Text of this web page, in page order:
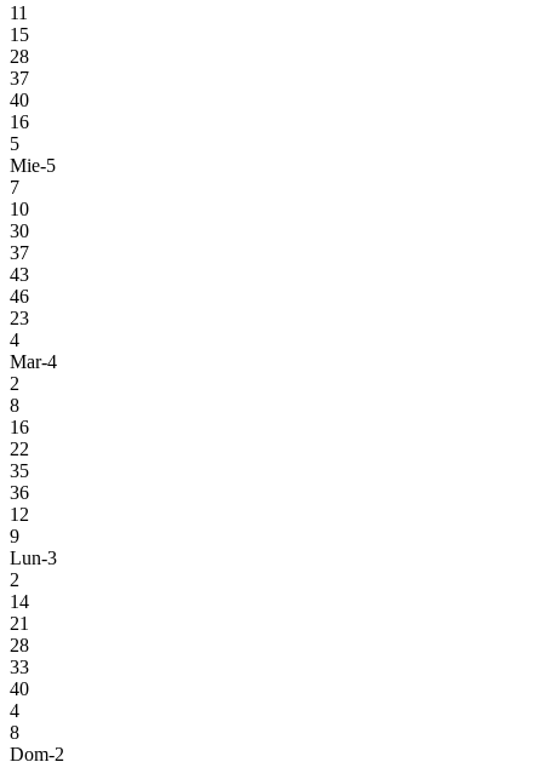
11
15
28
37
40
16
5
Mie-5
7
10
30
37
43
46
23
4
Mar-4
2
8
16
22
35
36
12
9
Lun-3
2
14
21
28
33
40
4
8
Dom-2